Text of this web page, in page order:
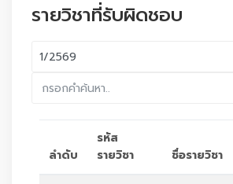
รายวิชาที่รับผิดชอบ
ลำดับ
รหัส
รายวิชา
ชื่อรายวิชา